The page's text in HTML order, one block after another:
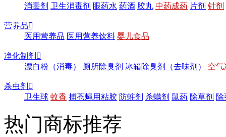
消毒剂 卫生消毒剂 眼药水 药酒 胶丸 中药成药 片剂 针剂
营养品
医用营养品 医用营养饮料 婴儿食品
净化制剂 
漂白粉（消毒）
厕所除臭剂 冰箱除臭剂（去味剂） 空气
杀虫剂 
卫生球 蚊香 捕苍蝇用粘胶 防蛀剂 杀螨剂 鼠药 除草剂
热门商标推荐